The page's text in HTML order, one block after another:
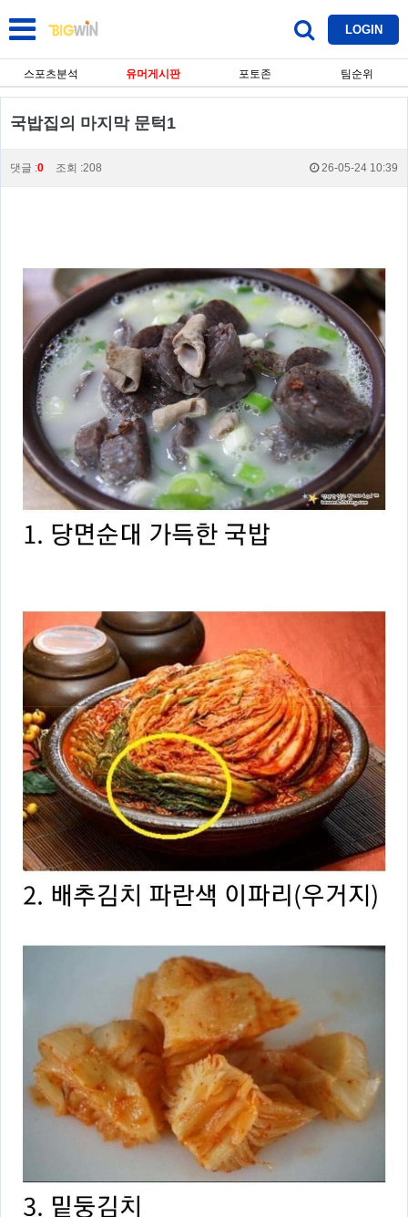
LOGIN
스포츠분석 유머게시판 포토존 팀순위
국밥집의 마지막 문턱1
댓글 :0 조회 :208 26-05-24 10:39